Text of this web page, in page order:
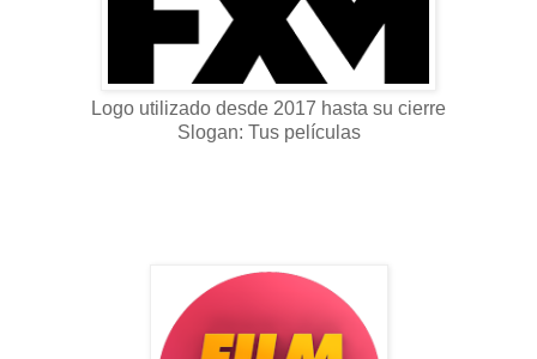
Logo utilizado desde 2017 hasta su cierre
Slogan: Tus películas